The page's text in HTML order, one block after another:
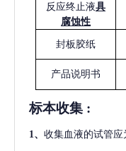
反应终止液具
腐蚀性
封板胶纸
产品说明书
标本收集 :
1 、 收集血液的试管应